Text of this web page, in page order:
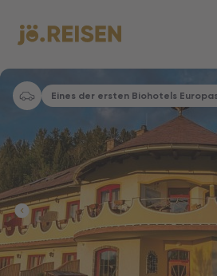
Eines der ersten Biohotels